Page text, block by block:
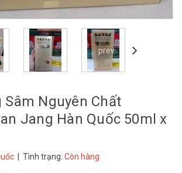
prev
Sâm Nguyên Chất
Jang Hàn Quốc 50ml x
| Tình trạng: Còn hàng